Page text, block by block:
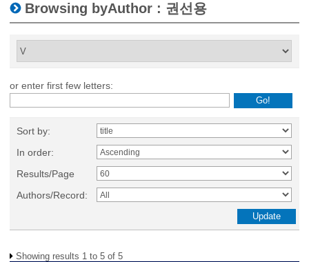
Browsing byAuthor : 권선용
or enter first few letters:
Sort by:
In order:
Results/Page
Authors/Record:
Showing results 1 to 5 of 5